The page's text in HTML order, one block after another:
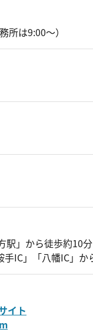
所は9:00～）
駅」から徒歩約10分
手IC」「八幡IC」か
イト